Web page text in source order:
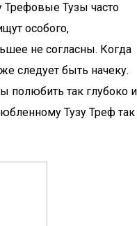
Трефовые Тузы часто
особого,
не согласны. Когда
следует быть начеку.
полюбить так глубоко и
Тузу Треф так